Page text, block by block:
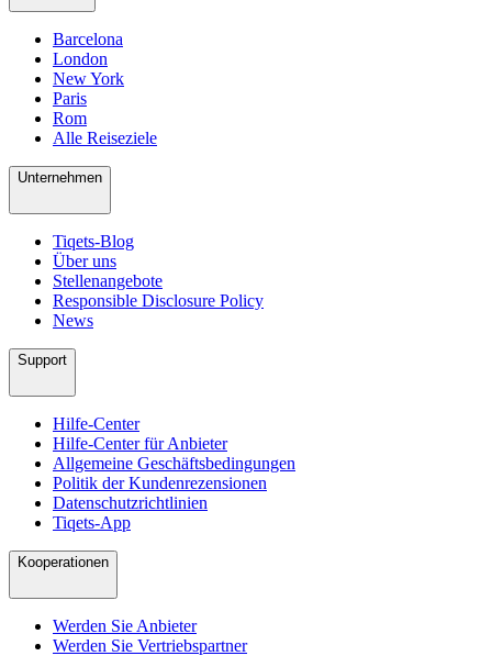
Barcelona
London
New York
Paris
Rom
Alle Reiseziele
Unternehmen
Tiqets-Blog
Über uns
Stellenangebote
Responsible Disclosure Policy
News
Support
Hilfe-Center
Hilfe-Center für Anbieter
Allgemeine Geschäftsbedingungen
Politik der Kundenrezensionen
Datenschutzrichtlinien
Tiqets-App
Kooperationen
Werden Sie Anbieter
Werden Sie Vertriebspartner